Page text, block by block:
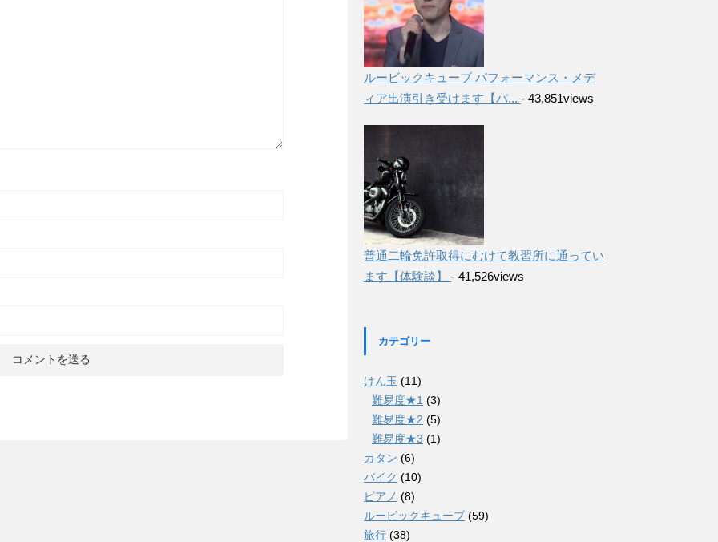
ルービックキューブ パフォーマンス・メデ
ィア出演引き受けます【パ... - 43,851views
普通二輪免許取得にむけて教習所に通ってい
ます【体験談】 - 41,526views
カテゴリー
けん玉 (11)
難易度★1 (3)
難易度★2 (5)
難易度★3 (1)
カタン (6)
バイク (10)
ピアノ (8)
ルービックキューブ (59)
旅行 (38)